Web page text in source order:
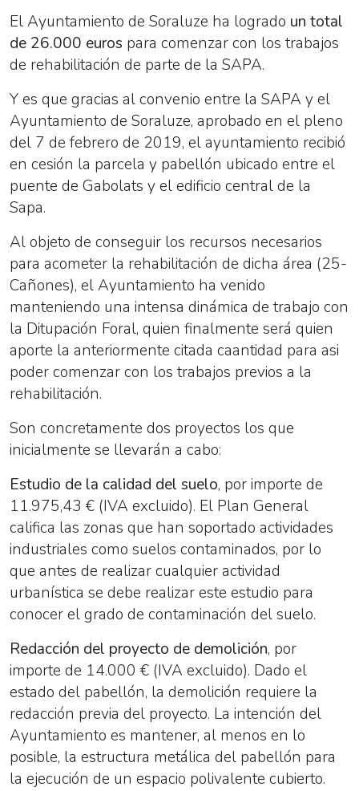
El Ayuntamiento de Soraluze ha logrado un total
de 26.000 euros para comenzar con los trabajos
de rehabilitación de parte de la SAPA.
Y es que gracias al convenio entre la SAPA y el
Ayuntamiento de Soraluze, aprobado en el pleno
del 7 de febrero de 2019, el ayuntamiento recibió
en cesión la parcela y pabellón ubicado entre el
puente de Gabolats y el edificio central de la
Sapa.
Al objeto de conseguir los recursos necesarios
para acometer la rehabilitación de dicha área (25-
Cañones), el Ayuntamiento ha venido
manteniendo una intensa dinámica de trabajo con
la Ditupación Foral, quien finalmente será quien
aporte la anteriormente citada caantidad para asi
poder comenzar con los trabajos previos a la
rehabilitación.
Son concretamente dos proyectos los que
inicialmente se llevarán a cabo:
Estudio de la calidad del suelo, por importe de
11.975,43 € (IVA excluido). El Plan General
califica las zonas que han soportado actividades
industriales como suelos contaminados, por lo
que antes de realizar cualquier actividad
urbanística se debe realizar este estudio para
conocer el grado de contaminación del suelo.
Redacción del proyecto de demolición, por
importe de 14.000 € (IVA excluido). Dado el
estado del pabellón, la demolición requiere la
redacción previa del proyecto. La intención del
Ayuntamiento es mantener, al menos en lo
posible, la estructura metálica del pabellón para
la ejecución de un espacio polivalente cubierto.